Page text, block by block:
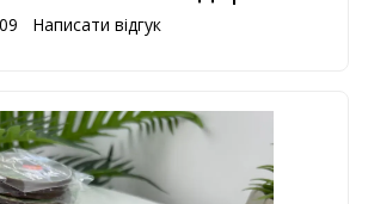
Написати відгук